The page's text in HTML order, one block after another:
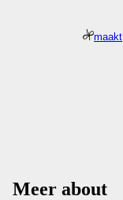
maakt
Meer about